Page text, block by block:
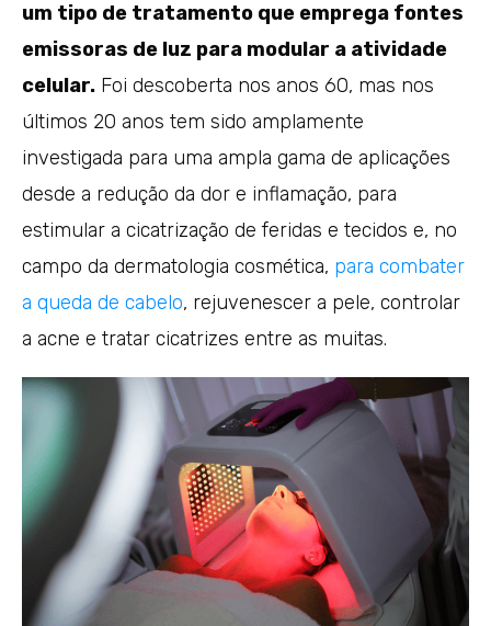
um tipo de tratamento que emprega fontes
emissoras de luz para modular a atividade
celular. Foi descoberta nos anos 60, mas nos
últimos 20 anos tem sido amplamente
investigada para uma ampla gama de aplicações
desde a redução da dor e inflamação, para
estimular a cicatrização de feridas e tecidos e, no
campo da dermatologia cosmética, para combater
a queda de cabelo, rejuvenescer a pele, controlar
a acne e tratar cicatrizes entre as muitas.